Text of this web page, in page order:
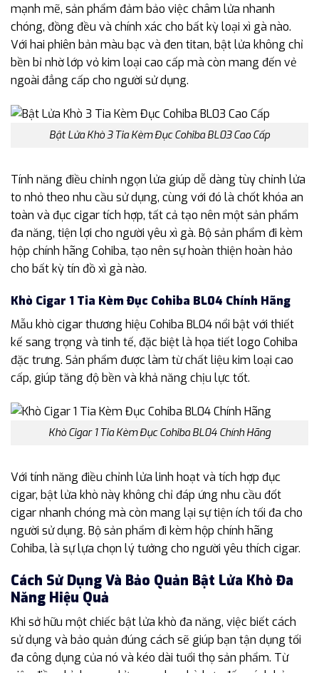
mạnh mẽ, sản phẩm đảm bảo việc châm lửa nhanh
chóng, đồng đều và chính xác cho bất kỳ loại xì gà nào.
Với hai phiên bản màu bạc và đen titan, bật lửa không chỉ
bền bỉ nhờ lớp vỏ kim loại cao cấp mà còn mang đến vẻ
ngoài đẳng cấp cho người sử dụng.
Bật Lửa Khò 3 Tia Kèm Đục Cohiba BL03 Cao Cấp
Tính năng điều chỉnh ngọn lửa giúp dễ dàng tùy chỉnh lửa
to nhỏ theo nhu cầu sử dụng, cùng với đó là chốt khóa an
toàn và đục cigar tích hợp, tất cả tạo nên một sản phẩm
đa năng, tiện lợi cho người yêu xì gà. Bộ sản phẩm đi kèm
hộp chính hãng Cohiba, tạo nên sự hoàn thiện hoàn hảo
cho bất kỳ tín đồ xì gà nào.
Khò Cigar 1 Tia Kèm Đục Cohiba BL04 Chính Hãng
Mẫu khò cigar thương hiệu Cohiba BL04 nổi bật với thiết
kế sang trọng và tinh tế, đặc biệt là họa tiết logo Cohiba
đặc trưng. Sản phẩm được làm từ chất liệu kim loại cao
cấp, giúp tăng độ bền và khả năng chịu lực tốt.
Khò Cigar 1 Tia Kèm Đục Cohiba BL04 Chính Hãng
Với tính năng điều chỉnh lửa linh hoạt và tích hợp đục
cigar, bật lửa khò này không chỉ đáp ứng nhu cầu đốt
cigar nhanh chóng mà còn mang lại sự tiện ích tối đa cho
người sử dụng. Bộ sản phẩm đi kèm hộp chính hãng
Cohiba, là sự lựa chọn lý tưởng cho người yêu thích cigar.
Cách Sử Dụng Và Bảo Quản Bật Lửa Khò Đa
Năng Hiệu Quả
Khi sở hữu một chiếc bật lửa khò đa năng, việc biết cách
sử dụng và bảo quản đúng cách sẽ giúp bạn tận dụng tối
đa công dụng của nó và kéo dài tuổi thọ sản phẩm. Từ